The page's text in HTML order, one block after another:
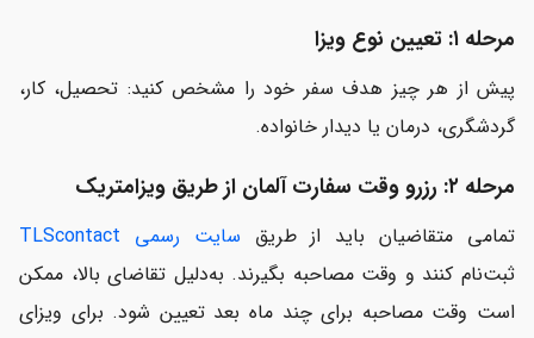
مرحله ۱: تعیین نوع ویزا
پیش از هر چیز هدف سفر خود را مشخص کنید: تحصیل، کار،
گردشگری، درمان یا دیدار خانواده.
مرحله ۲: رزرو وقت سفارت آلمان از طریق ویزامتریک
تمامی متقاضیان باید از طریق سایت رسمی TLScontact
ثبت‌نام کنند و وقت مصاحبه بگیرند. به‌دلیل تقاضای بالا، ممکن
است وقت مصاحبه برای چند ماه بعد تعیین شود. برای ویزای